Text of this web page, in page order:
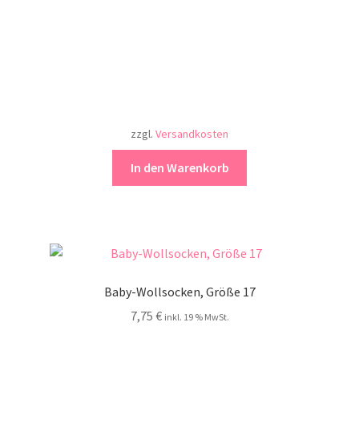
zzgl. Versandkosten
In den Warenkorb
Baby-Wollsocken, Größe 17
7,75 € inkl. 19 % MwSt.